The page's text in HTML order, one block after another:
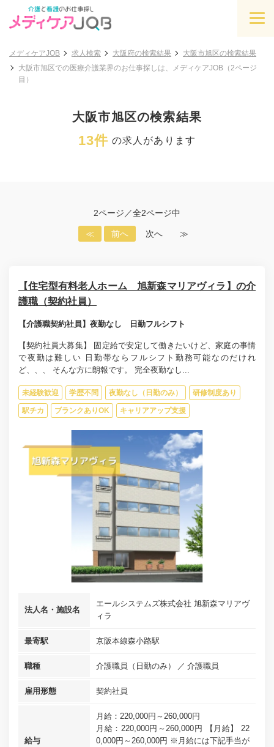
メディケアJOB 求人検索 大阪府の検索結果
大阪市旭区の検索結果
大阪市旭区での医療介護業界のお仕事探しは、メディケアJOB（2ページ
目）
大阪市旭区の検索結果
13件 の求人があります
2ページ／全2ページ中
≪ 前へ 次へ ≫
【住宅型有料老人ホーム 旭新森マリアヴィラ】の介
護職（契約社員）
【介護職契約社員】夜勤なし 日勤フルシフト
【契約社員大募集】 固定給で安定して働きたいけど、家庭の事情
で夜勤は難しい 日勤帯ならフルシフト勤務可能なのだけれ
ど、、、 そんな方に朗報です。 完全夜勤なし...
未経験歓迎 学歴不問 夜勤なし（日勤のみ） 研修制度あり
駅チカ ブランクありOK キャリアアップ支援
法人名・施設名
エールシステムズ株式会社 旭新森マリアヴ
ィラ
最寄駅 京阪本線森小路駅
職種 介護職員（日勤のみ） 介護職員
雇用形態 契約社員
給与
月給：220,000円～260,000円
月給：220,000円～260,000円 【月給】 22
0,000円～260,000円 ※月給には下記手当が